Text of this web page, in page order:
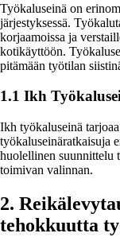
Työkaluseinä on
järjestyksessä.
korjaamoissa ja
kotikäyttöön.
pitämään työtilan
1.1 Ikh
Ikh työkaluseinä
työkaluseinäratkaisuja
huolellinen suunnittelu
toimivan valinnan.
2.
tehokkuutta